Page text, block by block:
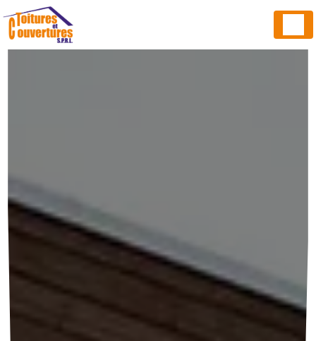
Panneau de gestion des cookies